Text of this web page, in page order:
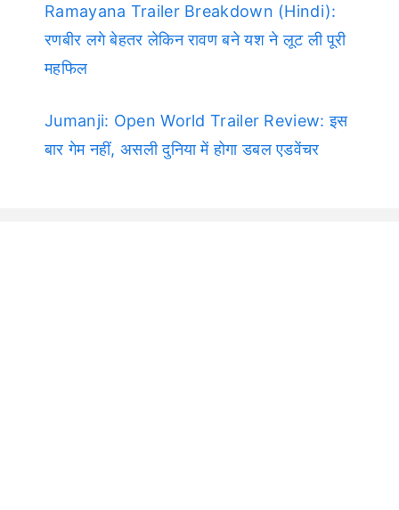
Ramayana Trailer Breakdown (Hindi):
रणबीर लगे बेहतर लेकिन रावण बने यश ने लूट ली पूरी
महफिल
Jumanji: Open World Trailer Review: इस
बार गेम नहीं, असली दुनिया में होगा डबल एडवेंचर